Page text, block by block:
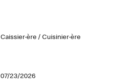
Caissier·ère / Cuisinier·ère
07/23/2026